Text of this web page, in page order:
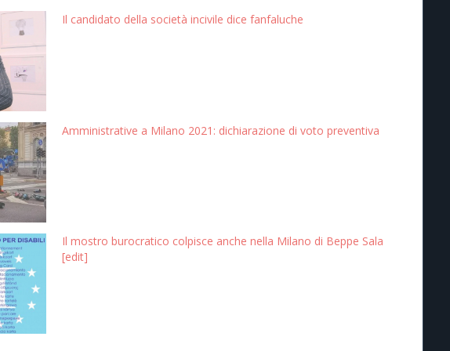
Il candidato della società incivile dice fanfaluche
Amministrative a Milano 2021: dichiarazione di voto preventiva
Il mostro burocratico colpisce anche nella Milano di Beppe Sala
[edit]